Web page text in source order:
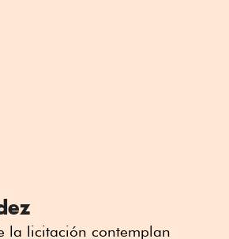
la licitación contemplan